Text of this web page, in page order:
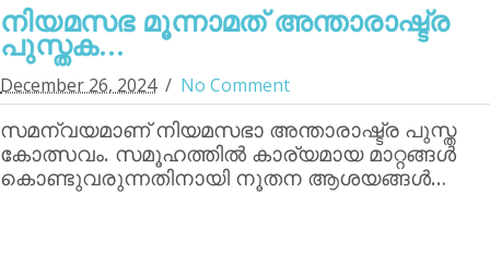
നിയമസഭ മൂന്നാമത് അന്താരാഷ്ട്ര
പുസ്തക...
December 26, 2024 No Comment
സമന്വയമാണ് നിയമസഭാ അന്താരാഷ്ട്ര പുസ്ത
കോത്സവം. സമൂഹത്തില്‍ കാര്യമായ മാറ്റങ്ങള്‍
കൊണ്ടുവരുന്നതിനായി നൂതന ആശയങ്ങള്‍…